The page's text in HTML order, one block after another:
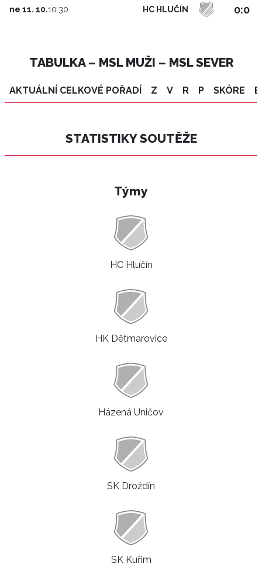
ne 11. 10.10:30 HC HLUČÍN 0:0
TABULKA – MSL MUŽI – MSL SEVER
AKTUÁLNÍ CELKOVÉ POŘADÍ Z V R P SKÓRE B
STATISTIKY SOUTĚŽE
Týmy
HC Hlučín
HK Dětmarovice
Házená Uničov
SK Droždín
SK Kuřim